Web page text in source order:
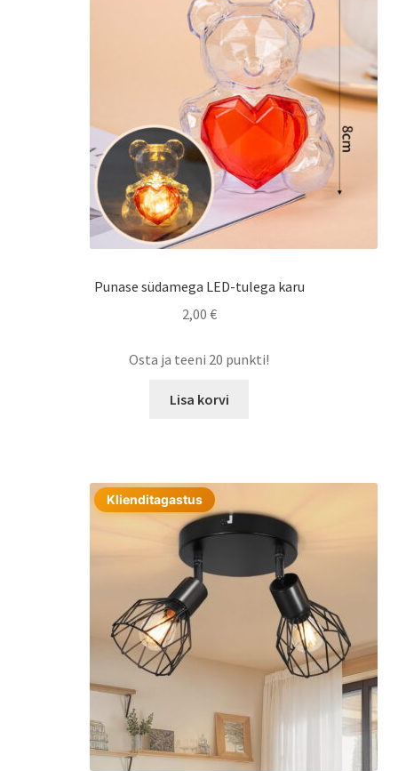
Punase südamega LED-tulega karu
2,00 €
Osta ja teeni 20 punkti!
Lisa korvi
Klienditagastus